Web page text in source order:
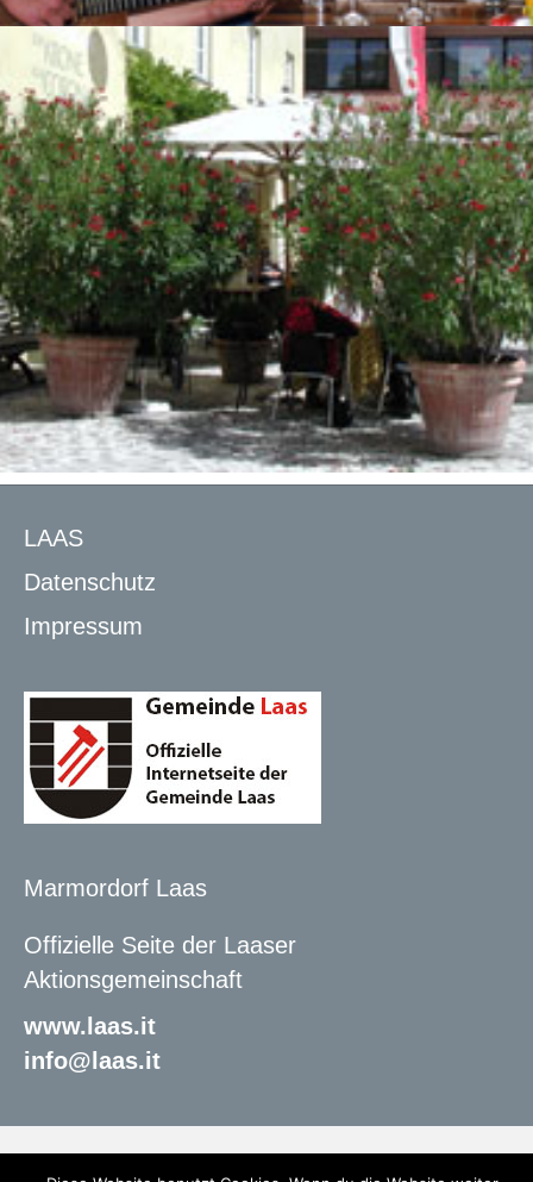
LAAS
Datenschutz
Impressum
Marmordorf Laas
Offizielle Seite der Laaser
Aktionsgemeinschaft
www.laas.it
info@laas.it